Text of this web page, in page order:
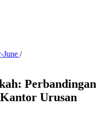
June /
Perbandingan
Urusan